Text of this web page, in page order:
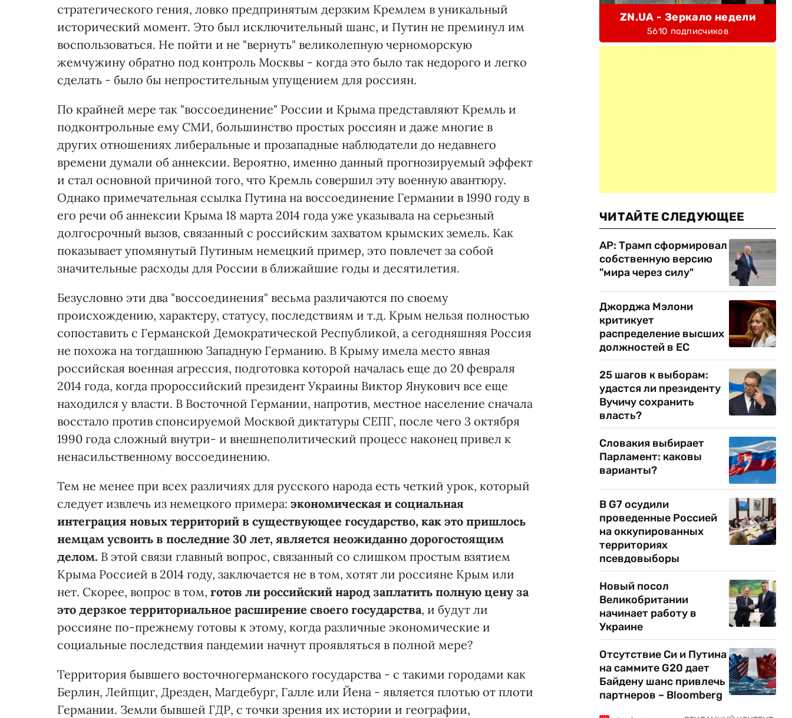
стратегического гения, ловко предпринятым дерзким Кремлем в уникальный
исторический момент. Это был исключительный шанс, и Путин не преминул им
воспользоваться. Не пойти и не "вернуть" великолепную черноморскую
жемчужину обратно под контроль Москвы - когда это было так недорого и легко
сделать - было бы непростительным упущением для россиян.
По крайней мере так "воссоединение" России и Крыма представляют Кремль и
подконтрольные ему СМИ, большинство простых россиян и даже многие в
других отношениях либеральные и прозападные наблюдатели до недавнего
времени думали об аннексии. Вероятно, именно данный прогнозируемый эффект
и стал основной причиной того, что Кремль совершил эту военную авантюру.
Однако примечательная ссылка Путина на воссоединение Германии в 1990 году в
его речи об аннексии Крыма 18 марта 2014 года уже указывала на серьезный
долгосрочный вызов, связанный с российским захватом крымских земель. Как
показывает упомянутый Путиным немецкий пример, это повлечет за собой
значительные расходы для России в ближайшие годы и десятилетия.
Безусловно эти два "воссоединения" весьма различаются по своему
происхождению, характеру, статусу, последствиям и т.д. Крым нельзя полностью
сопоставить с Германской Демократической Республикой, а сегодняшняя Россия
не похожа на тогдашнюю Западную Германию. В Крыму имела место явная
российская военная агрессия, подготовка которой началась еще до 20 февраля
2014 года, когда пророссийский президент Украины Виктор Янукович все еще
находился у власти. В Восточной Германии, напротив, местное население сначала
восстало против спонсируемой Москвой диктатуры СЕПГ, после чего 3 октября
1990 года сложный внутри- и внешнеполитический процесс наконец привел к
ненасильственному воссоединению.
Тем не менее при всех различиях для русского народа есть четкий урок, который
следует извлечь из немецкого примера: экономическая и социальная
интеграция новых территорий в существующее государство, как это пришлось
немцам усвоить в последние 30 лет, является неожиданно дорогостоящим
делом. В этой связи главный вопрос, связанный со слишком простым взятием
Крыма Россией в 2014 году, заключается не в том, хотят ли россияне Крым или
нет. Скорее, вопрос в том, готов ли российский народ заплатить полную цену за
это дерзкое территориальное расширение своего государства, и будут ли
россияне по-прежнему готовы к этому, когда различные экономические и
социальные последствия пандемии начнут проявляться в полной мере?
Территория бывшего восточногерманского государства - с такими городами как
Берлин, Лейпциг, Дрезден, Магдебург, Галле или Йена - является плотью от плоти
Германии. Земли бывшей ГДР, с точки зрения их истории и географии,
ZN.UA - Зеркало недели
5610 подписчиков
ЧИТАЙТЕ СЛЕДУЮЩЕЕ
AP: Трамп сформировал
собственную версию
"мира через силу"
Джорджа Мэлони
критикует
распределение высших
должностей в ЕС
25 шагов к выборам:
удастся ли президенту
Вучичу сохранить
власть?
Словакия выбирает
Парламент: каковы
варианты?
В G7 осудили
проведенные Россией
на оккупированных
территориях
псевдовыборы
Новый посол
Великобритании
начинает работу в
Украине
Отсутствие Си и Путина
на саммите G20 дает
Байдену шанс привлечь
партнеров – Bloomberg